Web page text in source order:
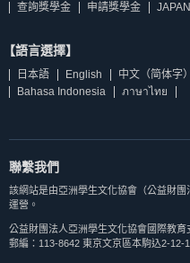
查詢獎學金 申請獎學金
【語言選擇】
日本語 English 中文（简体字）
Bahasa Indonesia
ภาษาไทย
聯繫我們
該網站是由亞洲學生文化協會（公益財
運營。
公益財團法人亞洲學生文化協會國際教育
郵編：113-8642 東京文京區本駒込2-12-